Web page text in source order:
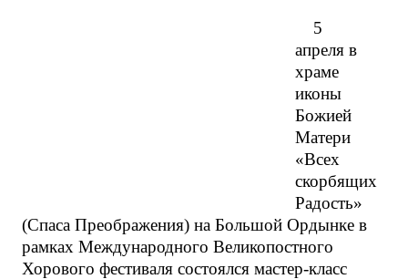
5
апреля в
храме
иконы
Божией
Матери
«Всех
скорбящих
Радость»
(Спаса Преображения) на Большой Ордынке в
рамках Международного Великопостного
Хорового фестиваля состоялся мастер-класс